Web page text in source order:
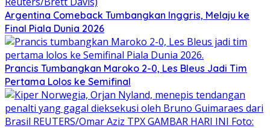
Argentina Comeback Tumbangkan Inggris, Melaju ke
Final Piala Dunia 2026
Prancis Tumbangkan Maroko 2-0, Les Bleus Jadi Tim
Pertama Lolos ke Semifinal